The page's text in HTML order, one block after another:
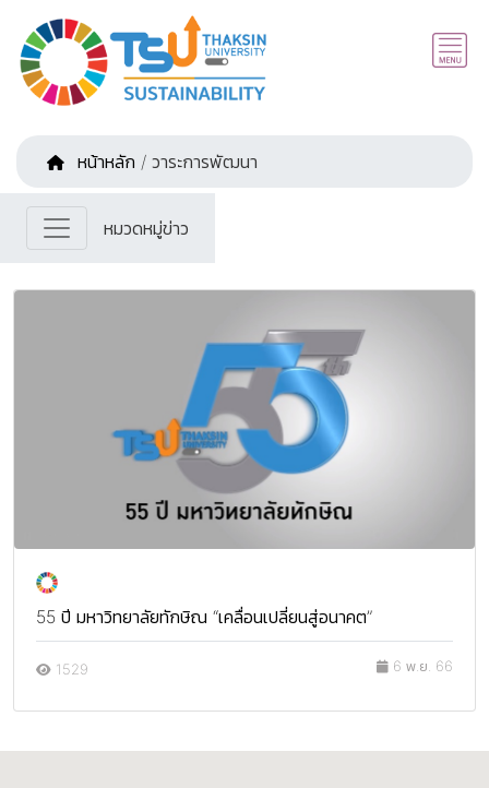
หน้าหลัก / วาระการพัฒนา
หมวดหมู่ข่าว
55 ปี มหาวิทยาลัยทักษิณ “เคลื่อนเปลี่ยนสู่อนาคต”
1529 6 พ.ย. 66